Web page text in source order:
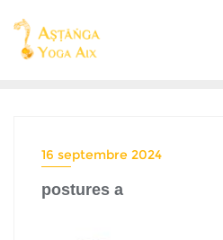
16 septembre 2024
postures a